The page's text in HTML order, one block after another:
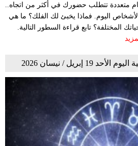
متعددة تتطلب حضورك في أكثر من اتجاه..
اليوم. فماذا يخبئ لك الفلك؟ ما هي
المختلفة؟ تابع قراءة السطور التالية.
19 إبريل / نيسان 2026